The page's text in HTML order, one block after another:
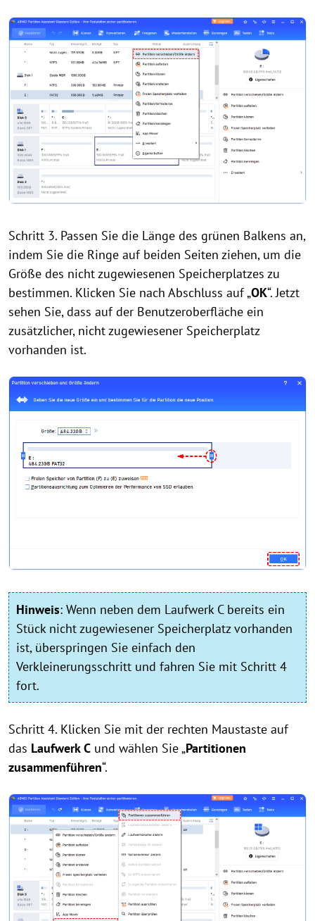
Schritt 3. Passen Sie die Länge des grünen Balkens an,
indem Sie die Ringe auf beiden Seiten ziehen, um die
Größe des nicht zugewiesenen Speicherplatzes zu
bestimmen. Klicken Sie nach Abschluss auf „OK“. Jetzt
sehen Sie, dass auf der Benutzeroberfläche ein
zusätzlicher, nicht zugewiesener Speicherplatz
vorhanden ist.
Hinweis: Wenn neben dem Laufwerk C bereits ein
Stück nicht zugewiesener Speicherplatz vorhanden
ist, überspringen Sie einfach den
Verkleinerungsschritt und fahren Sie mit Schritt 4
fort.
Schritt 4. Klicken Sie mit der rechten Maustaste auf
das Laufwerk C und wählen Sie „Partitionen
zusammenführen“.